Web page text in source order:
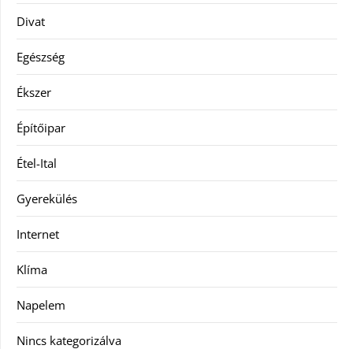
Divat
Egészség
Ékszer
Építőipar
Étel-Ital
Gyerekülés
Internet
Klíma
Napelem
Nincs kategorizálva